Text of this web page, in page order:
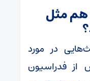
هم مثل
در مورد
از فدراسیون